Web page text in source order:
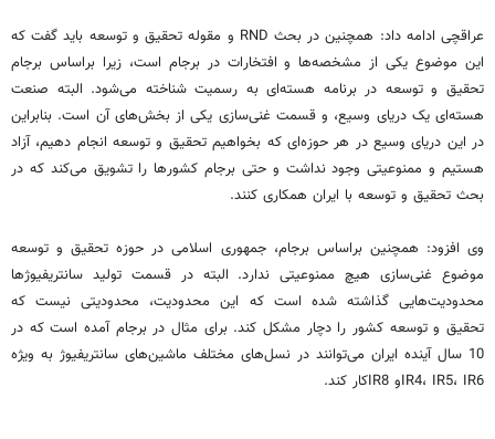
عراقچی ادامه داد: همچنین در بحث RND و مقوله تحقیق و توسعه باید گفت که
این موضوع یکی از مشخصه‌ها و افتخارات در برجام است، زیرا براساس برجام
تحقیق و توسعه در برنامه‌ هسته‌ای به رسمیت شناخته می‌شود. البته صنعت
هسته‌ای یک دریای وسیع، و قسمت غنی‌سازی یکی از بخش‌های آن است. بنابراین
در این دریای وسیع در هر حوزه‌ای که بخواهیم تحقیق و توسعه انجام دهیم،‌ آزاد
هستیم و ممنوعیتی وجود نداشت و حتی برجام کشورها را تشویق می‌کند که در
بحث تحقیق و توسعه با ایران همکاری کنند.
وی افزود: همچنین براساس برجام، جمهوری اسلامی در حوزه تحقیق و توسعه
موضوع غنی‌سازی هیچ ممنوعیتی ندارد. البته در قسمت تولید سانتریفیوژها
محدودیت‌هایی گذاشته شده است که این محدودیت، محدودیتی نیست که
تحقیق و توسعه کشور را دچار مشکل کند. برای مثال در برجام آمده است که در
10 سال آینده ایران می‌توانند در نسل‌های مختلف ماشین‌های سانتریفیوژ به ویژه
IR4، IR5، IR6و IR8کار کند.